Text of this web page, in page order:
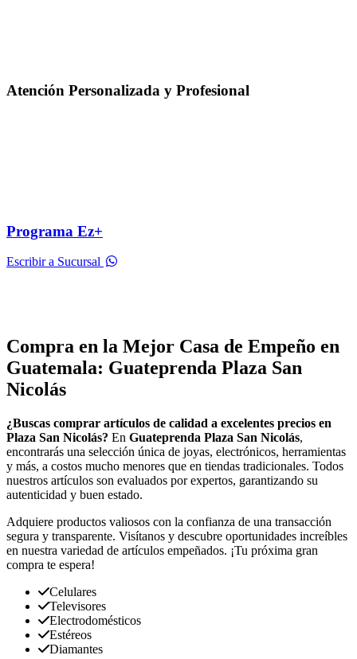
Atención Personalizada y Profesional
Programa Ez+
Escribir a Sucursal
Compra en la Mejor Casa de Empeño en
Guatemala: Guateprenda Plaza San
Nicolás
¿Buscas comprar artículos de calidad a excelentes precios en
Plaza San Nicolás? En Guateprenda Plaza San Nicolás,
encontrarás una selección única de joyas, electrónicos, herramientas
y más, a costos mucho menores que en tiendas tradicionales. Todos
nuestros artículos son evaluados por expertos, garantizando su
autenticidad y buen estado.
Adquiere productos valiosos con la confianza de una transacción
segura y transparente. Visítanos y descubre oportunidades increíbles
en nuestra variedad de artículos empeñados. ¡Tu próxima gran
compra te espera!
Celulares
Televisores
Electrodomésticos
Estéreos
Diamantes